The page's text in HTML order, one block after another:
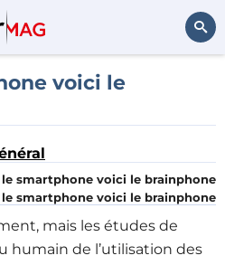
voici le
le smartphone voici le brainphone
mais les études de
humain de l’utilisation des